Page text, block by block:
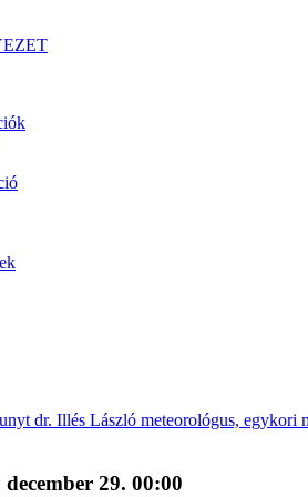
dr. Illés László meteorológus, egykori
29. 00:00